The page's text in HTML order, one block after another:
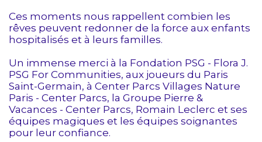
Ces moments nous rappellent combien les
rêves peuvent redonner de la force aux enfants
hospitalisés et à leurs familles.
Un immense merci à la Fondation PSG - Flora J.
PSG For Communities, aux joueurs du Paris
Saint-Germain, à Center Parcs Villages Nature
Paris - Center Parcs, la Groupe Pierre &
Vacances - Center Parcs, Romain Leclerc et ses
équipes magiques et les équipes soignantes
pour leur confiance.